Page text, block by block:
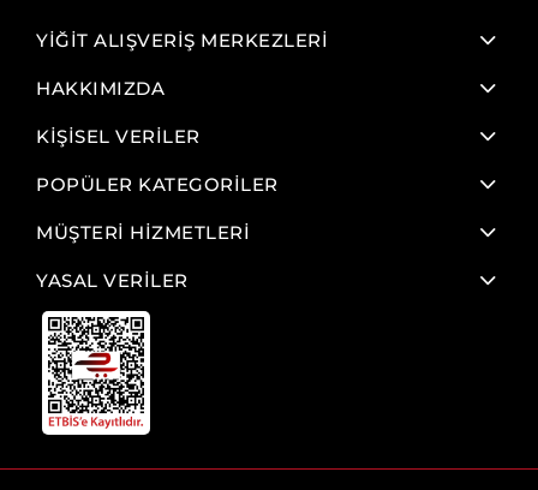
YİĞİT ALIŞVERİŞ MERKEZLERİ
HAKKIMIZDA
KİŞİSEL VERİLER
POPÜLER KATEGORİLER
MÜŞTERİ HİZMETLERİ
YASAL VERİLER